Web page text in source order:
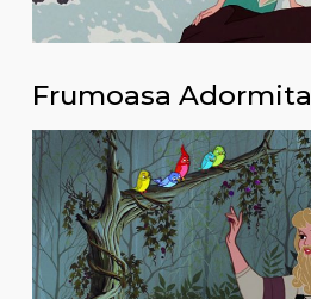
Frumoasa Adormita